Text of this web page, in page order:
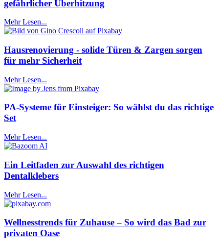
gefährlicher Überhitzung
Mehr Lesen...
Hausrenovierung - solide Türen & Zargen sorgen
für mehr Sicherheit
Mehr Lesen...
PA-Systeme für Einsteiger: So wählst du das richtige
Set
Mehr Lesen...
Ein Leitfaden zur Auswahl des richtigen
Dentalklebers
Mehr Lesen...
Wellnesstrends für Zuhause – So wird das Bad zur
privaten Oase